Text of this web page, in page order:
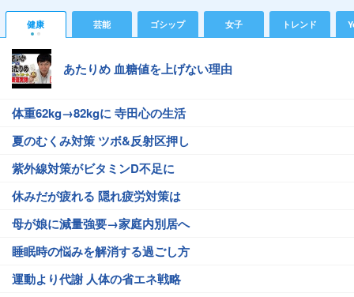
健康 芸能 ゴシップ 女子 トレンド
あたりめ 血糖値を上げない理由
体重62kg→82kgに 寺田心の生活
夏のむくみ対策 ツボ&反射区押し
紫外線対策がビタミンD不足に
休みだが疲れる 隠れ疲労対策は
母が娘に減量強要→家庭内別居へ
睡眠時の悩みを解消する過ごし方
運動より代謝 人体の省エネ戦略